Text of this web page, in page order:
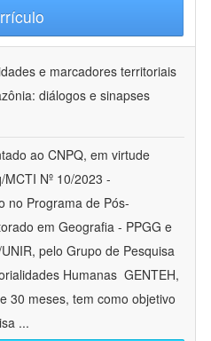
e marcadores territoriais
diálogos e sinapses
ao CNPQ, em virtude
Nº 10/2023 -
no Programa de Pós-
em Geografia - PPGG e
pelo Grupo de Pesquisa
Humanas  GENTEH,
30 meses, tem como objetivo
...